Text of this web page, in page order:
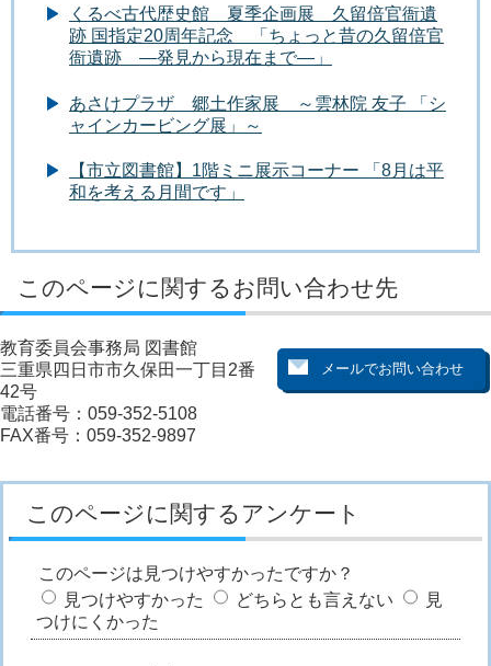
くるべ古代歴史館 夏季企画展 久留倍官衙遺
跡 国指定20周年記念 「ちょっと昔の久留倍官
衙遺跡 ―発見から現在まで―」
あさけプラザ 郷土作家展 ～雲林院 友子 「シ
ャインカービング展」～
【市立図書館】1階ミニ展示コーナー 「8月は平
和を考える月間です」
このページに関するお問い合わせ先
教育委員会事務局 図書館
三重県四日市市久保田一丁目2番
42号
電話番号：059-352-5108
FAX番号：059-352-9897
このページに関するアンケート
このページは見つけやすかったですか？
見つけやすかった
どちらとも言えない
見
つけにくかった